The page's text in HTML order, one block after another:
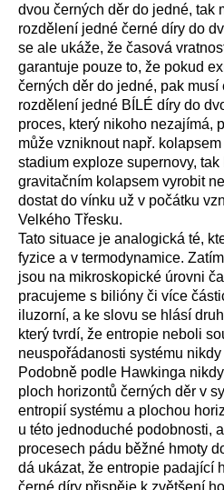
dvou černých děr do jedné, tak
rozdělení jedné černé díry do
se ale ukáže, že časová
garantuje pouze to, že pokud
černých děr do jedné, pak musí
rozdělení jedné BÍLÉ díry do
proces, který nikoho nezajímá,
může vzniknout např.
stadium exploze supernovy,
gravitačním kolapsem vyrobit
dostat do vínku už v počátku
Velkého Třesku.
Tato situace je analogická té,
fyzice a v termodynamice.
jsou na mikroskopické úrovni
pracujeme s bilióny či více
iluzorní, a ke slovu se hlásí
který tvrdí, že entropie neboli
neuspořádanosti systému
Podobně podle Hawkinga
ploch horizontů černých děr v
entropií systému a plochou
u této jednoduché podobnosti,
procesech pádu běžné hmoty
dá ukázat, že entropie padající
černé díry přispěje k zvětšení